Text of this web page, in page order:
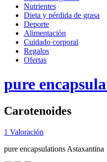
Nutrientes
Dieta y pérdida de grasa
Deporte
Alimentación
Cuidado corporal
Regalos
Ofertas
pure
Carotenoides
1 Valoración
pure encapsulations Astaxantina